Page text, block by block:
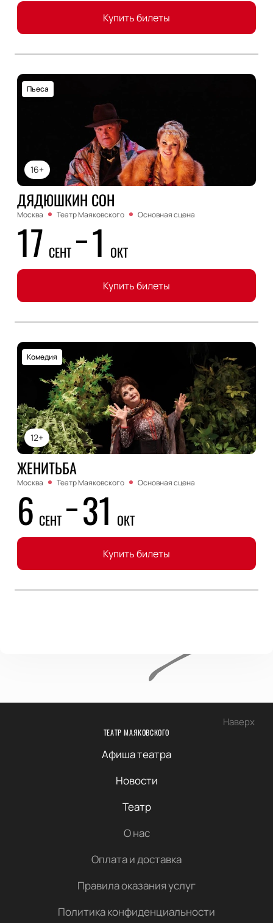
Купить билеты
16+
Пьеса
ДЯДЮШКИН СОН
Москва Театр Маяковского Основная сцена
17 СЕНТ 1 ОКТ
Купить билеты
12+
Комедия
ЖЕНИТЬБА
Москва Театр Маяковского Основная сцена
6 СЕНТ 31 ОКТ
Купить билеты
Наверх
ТЕАТР МАЯКОВСКОГО
Афиша театра
Новости
Театр
О нас
Оплата и доставка
Правила оказания услуг
Политика конфиденциальности